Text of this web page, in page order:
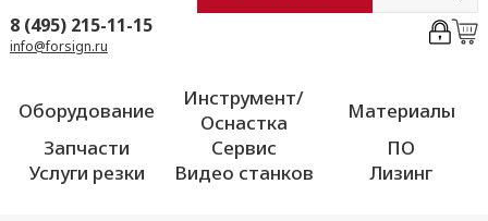
8 (495) 215-11-15
info@forsign.ru
Оборудование
Инструмент/
Оснастка
Материалы
Запчасти
Сервис
ПО
Услуги резки
Видео станков Лизинг